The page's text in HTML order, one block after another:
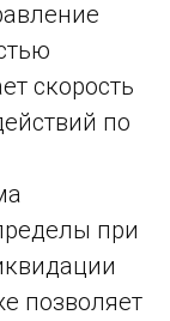
скорость
по
при
позволяет